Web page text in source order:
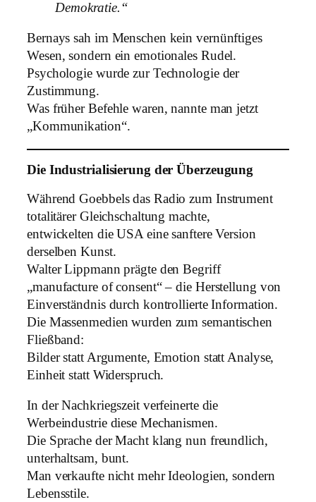
Demokratie.“
Bernays sah im Menschen kein vernünftiges
Wesen, sondern ein emotionales Rudel.
Psychologie wurde zur Technologie der
Zustimmung.
Was früher Befehle waren, nannte man jetzt
„Kommunikation“.
Die Industrialisierung der Überzeugung
Während Goebbels das Radio zum Instrument
totalitärer Gleichschaltung machte,
entwickelten die USA eine sanftere Version
derselben Kunst.
Walter Lippmann prägte den Begriff
„manufacture of consent“ – die Herstellung von
Einverständnis durch kontrollierte Information.
Die Massenmedien wurden zum semantischen
Fließband:
Bilder statt Argumente, Emotion statt Analyse,
Einheit statt Widerspruch.
In der Nachkriegszeit verfeinerte die
Werbeindustrie diese Mechanismen.
Die Sprache der Macht klang nun freundlich,
unterhaltsam, bunt.
Man verkaufte nicht mehr Ideologien, sondern
Lebensstile.